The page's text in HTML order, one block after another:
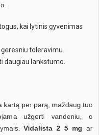
kai lytinis gyvenimas
toleravimu.
daugiau lankstumo.
kartą per parą, maždaug tuo
užgerti vandeniu, o
Vidalista 2 5 mg ar